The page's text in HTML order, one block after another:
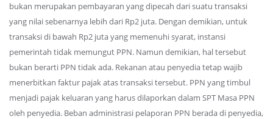
bukan merupakan pembayaran yang dipecah dari suatu transaksi
yang nilai sebenarnya lebih dari Rp2 juta. Dengan demikian, untuk
transaksi di bawah Rp2 juta yang memenuhi syarat, instansi
pemerintah tidak memungut PPN. Namun demikian, hal tersebut
bukan berarti PPN tidak ada. Rekanan atau penyedia tetap wajib
menerbitkan faktur pajak atas transaksi tersebut. PPN yang timbul
menjadi pajak keluaran yang harus dilaporkan dalam SPT Masa PPN
oleh penyedia. Beban administrasi pelaporan PPN berada di penyedia,